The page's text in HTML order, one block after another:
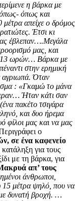
η βάρκα με
όπως και
απείχε ο δρόμος
Έτσι κι
έβλεπαν….Μεγάλα
μας, και
13 ωρών… Βάρκα με
στην ερημική
αγριωπά. Όταν
: «Γκαμώ το μάνα
Ήταν κάτι σαν
πακέτο τσιγάρα
και δυο ήρεμα
φίλοι μας και να μας
ο
σε ένα καφενείο
για τους
με τη βάρκα, για
απ’ τους
άνθρωποι,
15 μέτρα ψηλό, που να
με δυνατή βροχή. …